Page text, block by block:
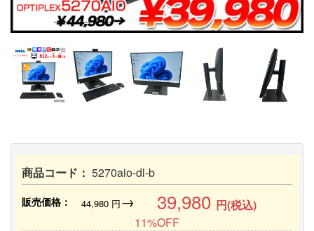
商品コード： 5270aio-dl-b
販売価格： 44,980円→ 39,980 円(税込)
11%OFF